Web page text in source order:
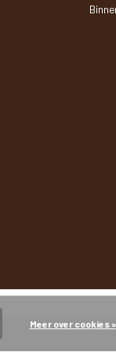
Meer over cookies »